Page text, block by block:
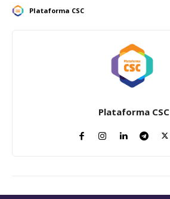
Plataforma CSC
Plataforma CSC